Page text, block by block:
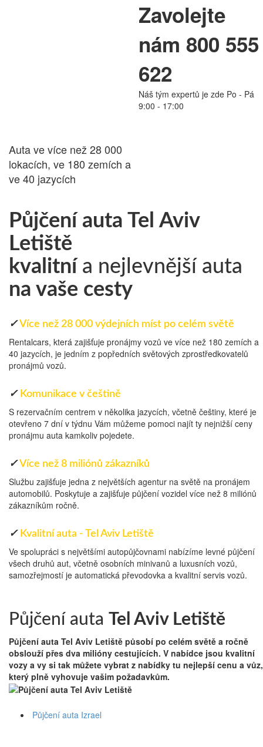
PŮJČOVNA
Auta ve více než 28 000
lokacích, ve 180 zemích a
ve 40 jazycích
Zavolejte
nám 800 555
622
Náš tým expertů je zde Po - Pá
9:00 - 17:00
Půjčení auta Tel Aviv
Letiště
kvalitní a nejlevnější auta
na vaše cesty
✓Více než 28 000 výdejních míst po celém světě
Rentalcars, která zajišťuje pronájmy vozů ve více než 180 zemích a
40 jazycích, je jedním z popředních světových zprostředkovatelů
pronájmů vozů.
✓ Komunikace v češtině
S rezervačním centrem v několika jazycích, včetně češtiny, které je
otevřeno 7 dní v týdnu Vám můžeme pomoci najít ty nejnižší ceny
pronájmu auta kamkoliv pojedete.
✓Více než 8 miliónů zákazníků
Službu zajišťuje jedna z největších agentur na světě na pronájem
automobilů. Poskytuje a zajišťuje půjčení vozidel více než 8 miliónů
zákazníkům ročně.
✓ Kvalitní auta - Tel Aviv Letiště
Ve spolupráci s největšími autopůjčovnami nabízíme levné půjčení
všech druhů aut, včetně osobních minivanů a luxusních vozů,
samozřejmostí je automatická převodovka a kvalitní servis vozů.
Půjčení auta Tel Aviv Letiště
Půjčení auta Tel Aviv Letiště působí po celém světě a ročně
obslouží přes dva milióny cestujících. V nabídce jsou kvalitní
vozy a vy si tak můžete vybrat z nabídky tu nejlepší cenu a vůz,
který plně vyhovuje vašim požadavkům.
Půjčení auta Izrael